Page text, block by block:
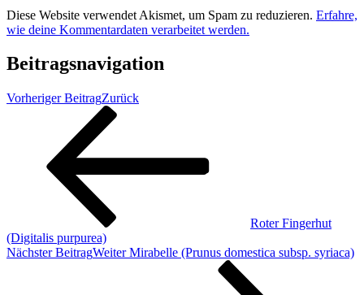
Diese Website verwendet Akismet, um Spam zu reduzieren. Erfahre,
wie deine Kommentardaten verarbeitet werden.
Beitragsnavigation
Vorheriger BeitragZurück
Roter Fingerhut
(Digitalis purpurea)
Nächster BeitragWeiter Mirabelle (Prunus domestica subsp. syriaca)